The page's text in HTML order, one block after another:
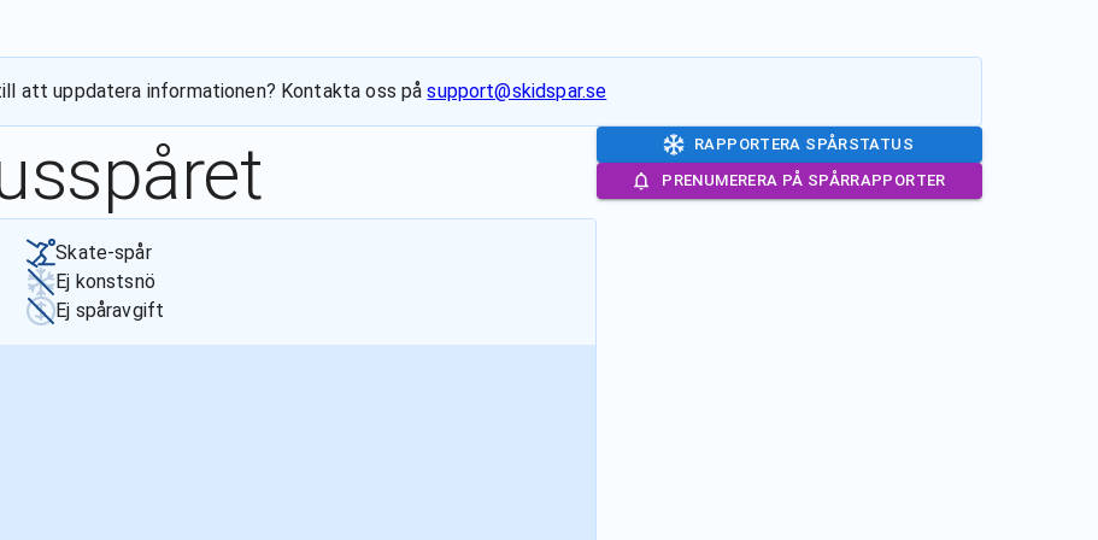
att uppdatera informationen? Kontakta oss på support@skidspar.se
Skate-spår
Ej konstsnö
Ej spåravgift
RAPPORTERA SPÅRSTATUS
PRENUMERERA PÅ SPÅRRAPPORTER